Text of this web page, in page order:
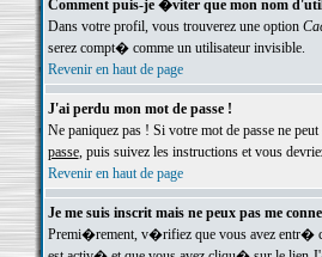
Comment puis-je �viter que mon nom
Dans votre profil, vous trouverez une option
serez compt� comme un utilisateur invisible.
Revenir en haut de page
J'ai perdu mon mot de passe !
Ne paniquez pas ! Si votre mot de passe ne
passe, puis suivez les instructions et vous
Revenir en haut de page
Je me suis inscrit mais ne peux pas me
Premi�rement, v�rifiez que vous avez entr�